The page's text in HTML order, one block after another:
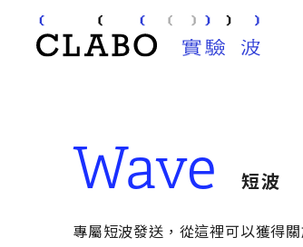
Wave 短波
專屬短波發送，從這裡可以獲得